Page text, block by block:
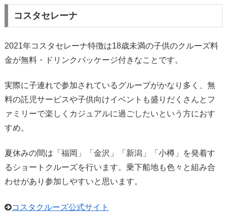
コスタセレーナ
2021年コスタセレーナ特徴は18歳未満の子供のクルーズ料
金が無料・ドリンクパッケージ付きなことです。
実際に子連れで参加されているグループがかなり多く、無
料の託児サービスや子供向けイベントも盛りだくさんとフ
ァミリーで楽しくカジュアルに過ごしたいという方におす
すめ。
夏休みの間は「福岡」「金沢」「新潟」「小樽」を発着す
るショートクルーズを行います。乗下船地も色々と組み合
わせがあり参加しやすいと思います。
コスタクルーズ公式サイト